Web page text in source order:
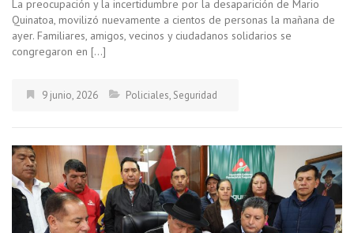
La preocupación y la incertidumbre por la desaparición de Mario
Quinatoa, movilizó nuevamente a cientos de personas la mañana de
ayer. Familiares, amigos, vecinos y ciudadanos solidarios se
congregaron en […]
9 junio, 2026 Policiales, Seguridad